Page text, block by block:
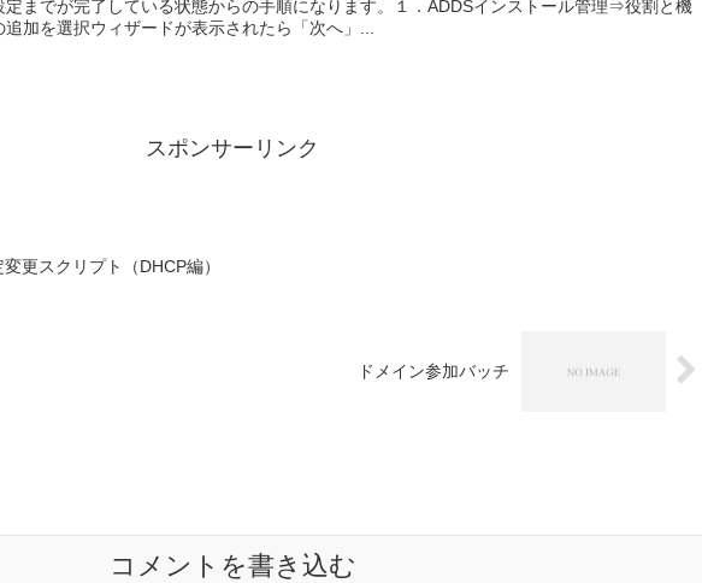
定までが完了している状態からの手順になります。１．ADDSインストール管理⇒役割と機
追加を選択ウィザードが表示されたら「次へ」...
スポンサーリンク
変更スクリプト（DHCP編）
ドメイン参加バッチ
コメントを書き込む